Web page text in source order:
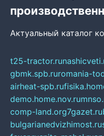
Актуальный каталог
t25-tractor.ru
gbmk.spb.ruromania-
airheat-spb.ru
demo.home.nov.ru
comp-land.org7gazet.ru
bulgarianedvizhimost.ru